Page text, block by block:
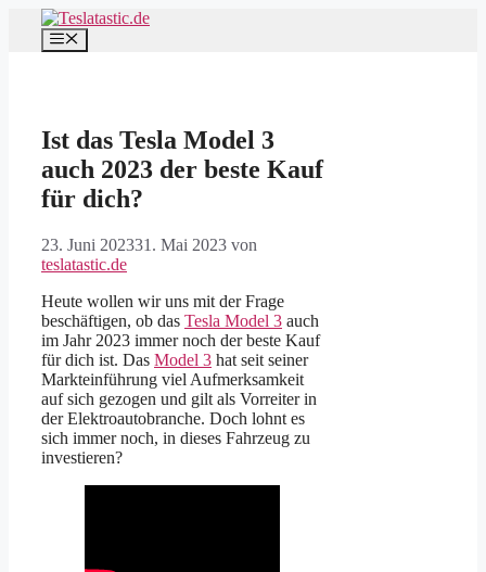
Inhalt
springen
Menü
Ist das Tesla Model 3
auch 2023 der beste Kauf
für dich?
23. Juni 202331. Mai 2023 von
teslatastic.de
Heute wollen wir uns mit der Frage
beschäftigen, ob das Tesla Model 3 auch
im Jahr 2023 immer noch der beste Kauf
für dich ist. Das Model 3 hat seit seiner
Markteinführung viel Aufmerksamkeit
auf sich gezogen und gilt als Vorreiter in
der Elektroautobranche. Doch lohnt es
sich immer noch, in dieses Fahrzeug zu
investieren?